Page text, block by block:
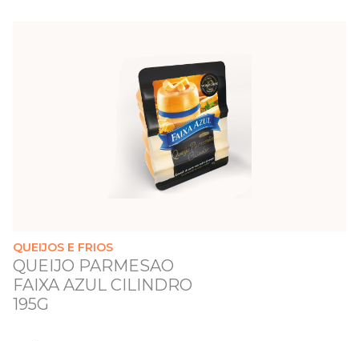
QUEIJOS E FRIOS
QUEIJO PARMESAO
FAIXA AZUL CILINDRO
195G